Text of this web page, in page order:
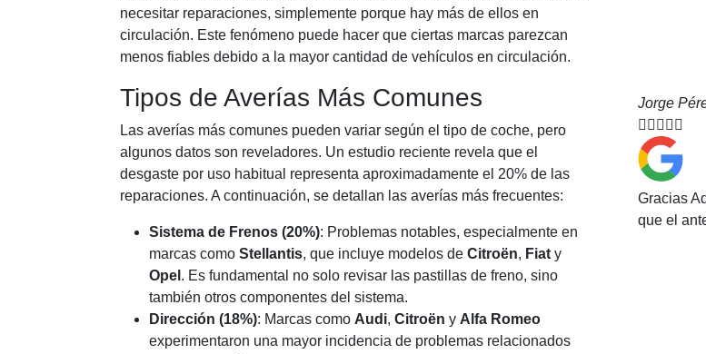
necesitar reparaciones, simplemente porque hay más de ellos en
circulación. Este fenómeno puede hacer que ciertas marcas parezcan
menos fiables debido a la mayor cantidad de vehículos en circulación.
Tipos de Averías Más Comunes
Las averías más comunes pueden variar según el tipo de coche, pero
algunos datos son reveladores. Un estudio reciente revela que el
desgaste por uso habitual representa aproximadamente el 20% de las
reparaciones. A continuación, se detallan las averías más frecuentes:
Sistema de Frenos (20%): Problemas notables, especialmente en
marcas como Stellantis, que incluye modelos de Citroën, Fiat y
Opel . Es fundamental no solo revisar las pastillas de freno, sino
también otros componentes del sistema.
Dirección (18%): Marcas como Audi, Citroën y Alfa Romeo
experimentaron una mayor incidencia de problemas relacionados
Jorge
    
Gracias
que el